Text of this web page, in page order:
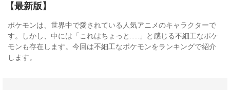
【最新版】
ポケモンは、世界中で愛されている人気アニメのキャラクターで
す。しかし、中には「これはちょっと……」と感じる不細工なポケ
モンも存在します。今回は不細工なポケモンをランキングで紹介
します。